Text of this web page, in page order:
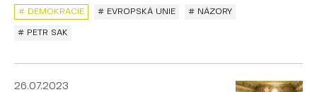
# EVROPSKÁ UNIE
# DEMOKRACIE # NÁZORY
# PETR SAK
26.07.2023